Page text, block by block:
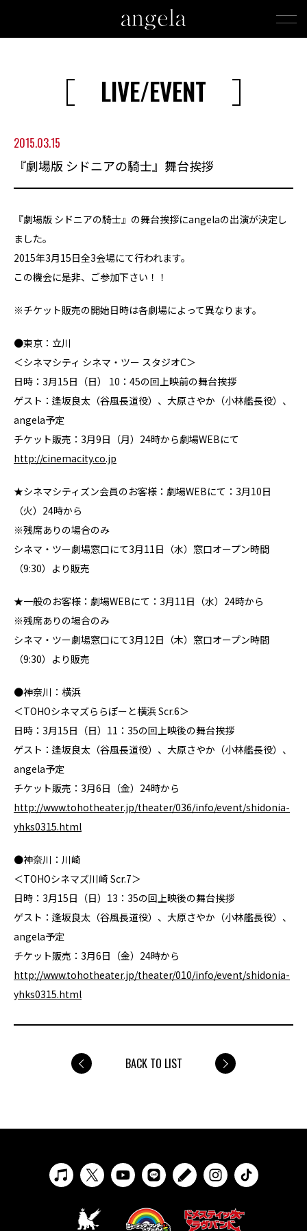
LIVE/EVENT
2015.03.15
『劇場版 シドニアの騎士』舞台挨拶
『劇場版 シドニアの騎士』の舞台挨拶にangelaの出演が決定し
ました。
2015年3月15日全3会場にて行われます。
この機会に是非、ご参加下さい！！
※チケット販売の開始日時は各劇場によって異なります。
●東京：立川
＜シネマシティ シネマ・ツー スタジオC＞
日時：3月15日（日） 10：45の回上映前の舞台挨拶
ゲスト：逢坂良太（谷風長道役）、大原さやか（小林艦長役）、
angela予定
チケット販売：3月9日（月）24時から劇場WEBにて
http://cinemacity.co.jp
★シネマシティズン会員のお客様：劇場WEBにて：3月10日
（火）24時から
※残席ありの場合のみ
シネマ・ツー劇場窓口にて3月11日（水）窓口オープン時間
（9:30）より販売
★一般のお客様：劇場WEBにて：3月11日（水）24時から
※残席ありの場合のみ
シネマ・ツー劇場窓口にて3月12日（木）窓口オープン時間
（9:30）より販売
●神奈川：横浜
＜TOHOシネマズららぽーと横浜 Scr.6＞
日時：3月15日（日）11：35の回上映後の舞台挨拶
ゲスト：逢坂良太（谷風長道役）、大原さやか（小林艦長役）、
angela予定
チケット販売：3月6日（金）24時から
http://www.tohotheater.jp/theater/036/info/event/shidonia-
yhks0315.html
●神奈川：川崎
＜TOHOシネマズ川崎 Scr.7＞
日時：3月15日（日）13：35の回上映後の舞台挨拶
ゲスト：逢坂良太（谷風長道役）、大原さやか（小林艦長役）、
angela予定
チケット販売：3月6日（金）24時から
http://www.tohotheater.jp/theater/010/info/event/shidonia-
yhks0315.html
BACK TO LIST